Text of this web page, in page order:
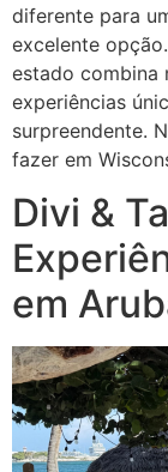
diferente para
excelente
estado combina
experiências
surpreendente.
fazer em
Divi &
em